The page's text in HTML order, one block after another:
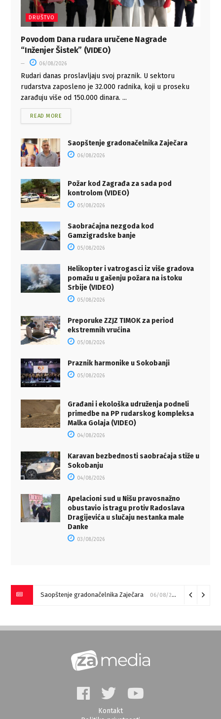
DRUŠTVO
Povodom Dana rudara uručene Nagrade
“Inženjer Šistek” (VIDEO)
06/08/2026
Rudari danas proslavljaju svoj praznik. U sektoru
rudarstva zaposleno je 32.000 radnika, koji u proseku
zarađuju više od 150.000 dinara. ...
READ MORE
Saopštenje gradonačelnika Zaječara
06/08/2026
Požar kod Zagrađa za sada pod
kontrolom (VIDEO)
05/08/2026
Saobraćajna nezgoda kod
Gamzigradske banje
05/08/2026
Helikopter i vatrogasci iz više gradova
pomažu u gašenju požara na istoku
Srbije (VIDEO)
05/08/2026
Preporuke ZZJZ TIMOK za period
ekstremnih vrućina
05/08/2026
Praznik harmonike u Sokobanji
05/08/2026
Građani i ekološka udruženja podneli
primedbe na PP rudarskog kompleksa
Malka Golaja (VIDEO)
04/08/2026
Karavan bezbednosti saobraćaja stiže u
Sokobanju
04/08/2026
Apelacioni sud u Nišu pravosnažno
obustavio istragu protiv Radoslava
Dragijevića u slučaju nestanka male
Danke
03/08/2026
Saopštenje gradonačelnika Zaječara 06/08/2026
Kontakt